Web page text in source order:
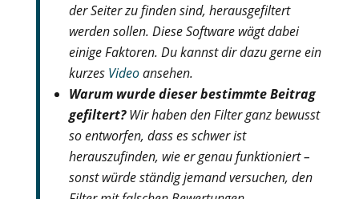
der Seiter zu finden sind, herausgefiltert
werden sollen. Diese Software wägt dabei
einige Faktoren. Du kannst dir dazu gerne ein
kurzes Videoansehen.
Warum wurde dieser bestimmte Beitrag
gefiltert?Wir haben den Filter ganz bewusst
so entworfen, dass es schwer ist
herauszufinden, wie er genau funktioniert –
sonst würde ständig jemand versuchen, den